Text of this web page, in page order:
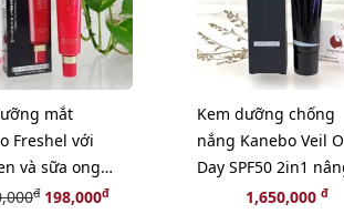
mắt
Freshel với
và sữa ong
nhiên - 25g
đ198,000đ
Kem dưỡng chống
nắng Kanebo Veil
Day SPF50 2in1
tông trắng hồng
1,650,000đ